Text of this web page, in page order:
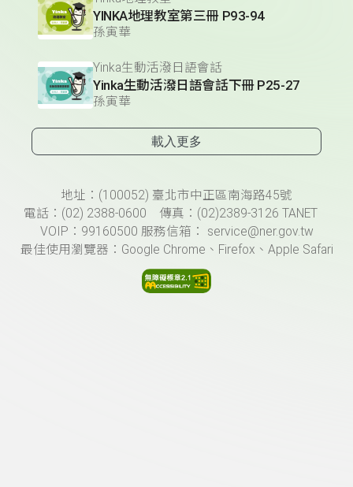
YINKA地理教室第三冊 P93-94
孫寅華
Yinka生動活潑日語會話
Yinka生動活潑日語會話下冊 P25-27
孫寅華
載入更多
頁尾資訊地址：(100052) 臺北市中正區南海路45號
電話：(02) 2388-0600 傳真：(02)2389-3126 TANET
VOIP：99160500 服務信箱： service@ner.gov.tw
最佳使用瀏覽器：Google Chrome、Firefox、Apple Safari